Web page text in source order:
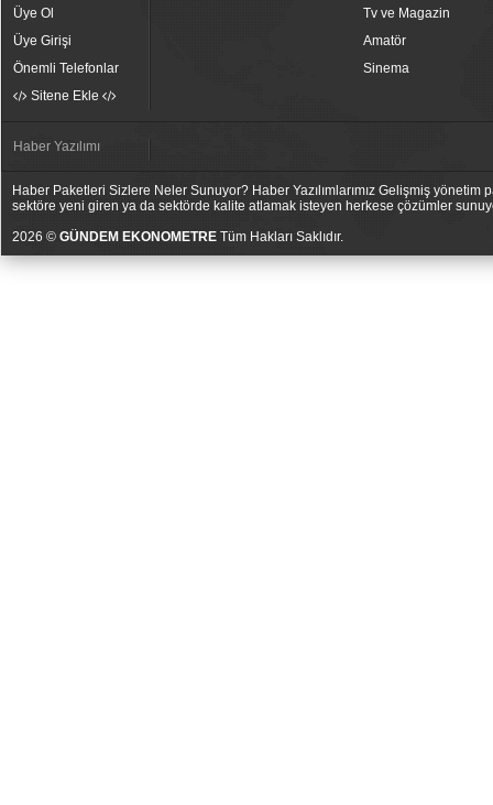
Üye Ol
Üye Girişi
Önemli Telefonlar
Sitene Ekle
Tv ve Magazin
Amatör
Sinema
Haber Yazılımı
Haber Paketleri Sizlere Neler Sunuyor? Haber Yazılımlarımız Gelişmiş
sektöre yeni giren ya da sektörde kalite atlamak isteyen herkese çözümler
2026 © GÜNDEM EKONOMETRE Tüm Hakları Saklıdır.